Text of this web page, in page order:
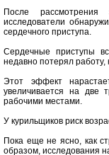
После рассмотрения
исследователи
сердечного приступа.
Сердечные приступы
недавно потерял
Этот эффект
увеличивается на две
рабочими местами.
У курильщиков риск
Пока еще не ясно, как
образом, исследования